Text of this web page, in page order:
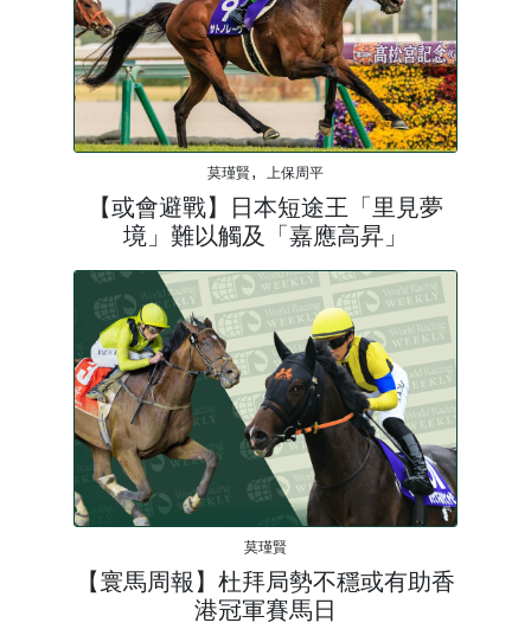
莫瑾賢, 上保周平
【或會避戰】日本短途王「里見夢
境」難以觸及「嘉應高昇」
莫瑾賢
【寰馬周報】杜拜局勢不穩或有助香
港冠軍賽馬日